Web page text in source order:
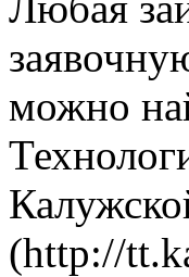
можно
(http://